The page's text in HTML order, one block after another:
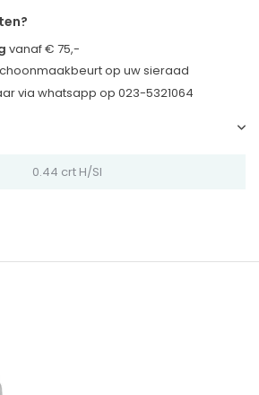
vanaf € 75,-
op uw sieraad
via whatsapp op 023-5321064
0.44 crt H/SI